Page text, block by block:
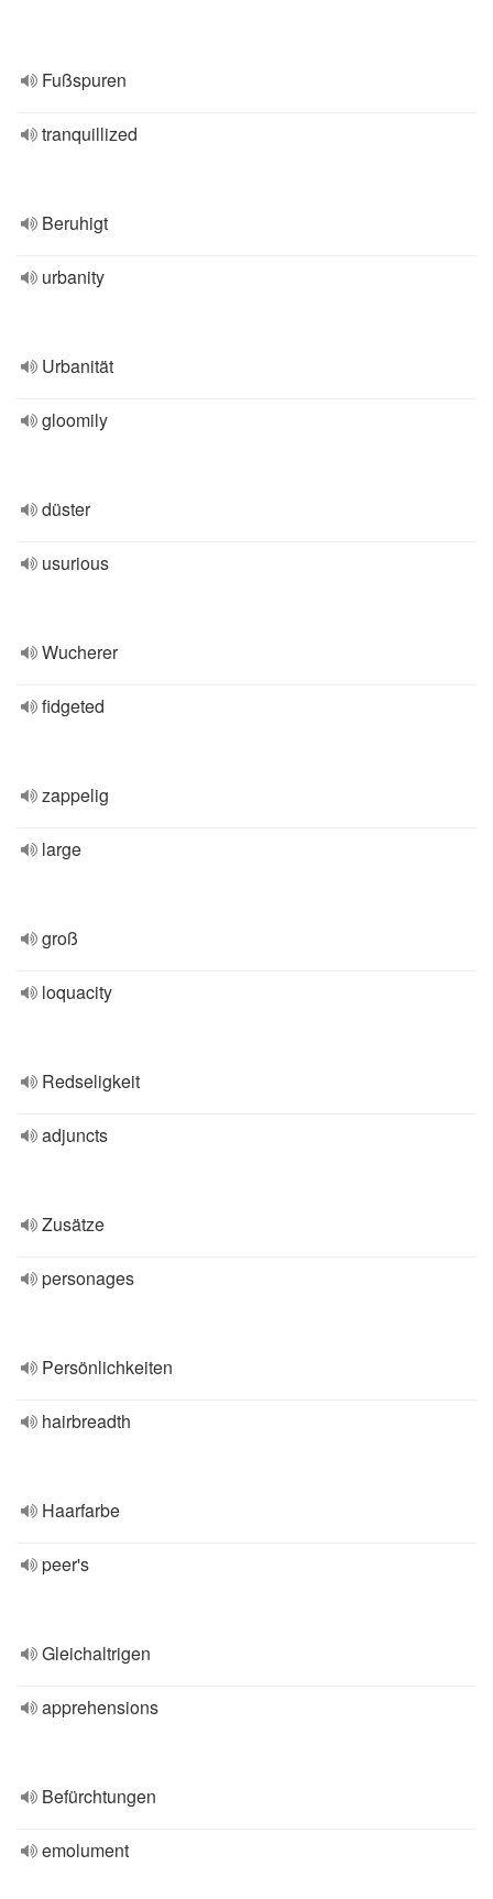
Fußspuren
tranquillized
Beruhigt
urbanity
Urbanität
gloomily
düster
usurious
Wucherer
fidgeted
zappelig
large
groß
loquacity
Redseligkeit
adjuncts
Zusätze
personages
Persönlichkeiten
hairbreadth
Haarfarbe
peer's
Gleichaltrigen
apprehensions
Befürchtungen
emolument